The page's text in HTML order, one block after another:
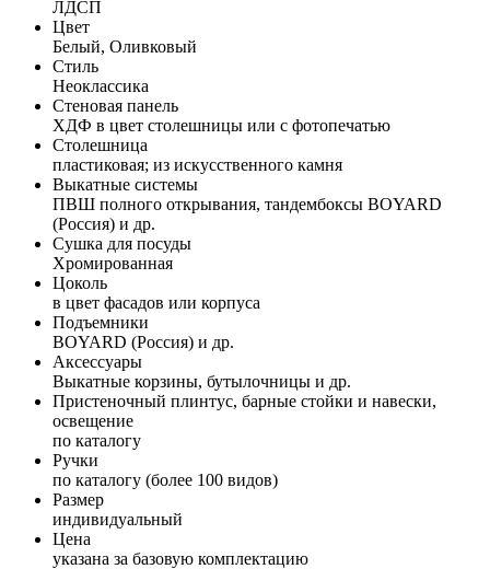
ЛДСП
Цвет
Белый, Оливковый
Стиль
Неоклассика
Стеновая панель
ХДФ в цвет столешницы или с фотопечатью
Столешница
пластиковая; из искусственного камня
Выкатные системы
ПВШ полного открывания, тандембоксы BOYARD
(Россия) и др.
Сушка для посуды
Хромированная
Цоколь
в цвет фасадов или корпуса
Подъемники
BOYARD (Россия) и др.
Аксессуары
Выкатные корзины, бутылочницы и др.
Пристеночный плинтус, барные стойки и навески,
освещение
по каталогу
Ручки
по каталогу (более 100 видов)
Размер
индивидуальный
Цена
указана за базовую комплектацию